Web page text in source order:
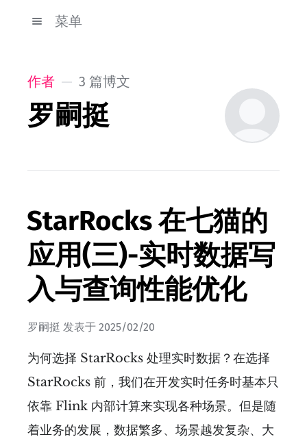
菜单
作者 3 篇博文
罗嗣挺
StarRocks 在七猫的
应用(三)-实时数据写
入与查询性能优化
罗嗣挺 发表于 2025/02/20
为何选择 StarRocks 处理实时数据？在选择
StarRocks 前，我们在开发实时任务时基本只
依靠 Flink 内部计算来实现各种场景。但是随
着业务的发展，数据繁多、场景越发复杂、大